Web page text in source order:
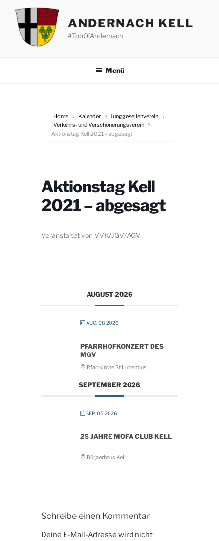
Inhalt
springen
ANDERNACH KELL
#TopOfAndernach
Menü
Home Kalender
Junggesellenverein
Verkehrs- und Verschönerungsverein
Aktionstag Kell 2021 – abgesagt
Aktionstag Kell
2021 – abgesagt
Veranstaltet von VVK/JGV/AGV
AUGUST 2026
AUG. 08 2026
PFARRHOFKONZERT DES
MGV
Pfarrkirche St Lubentius
SEPTEMBER 2026
SEP. 05 2026
25 JAHRE MOFA CLUB KELL
Bürgerhaus Kell
Schreibe einen Kommentar
Deine E-Mail-Adresse wird nicht